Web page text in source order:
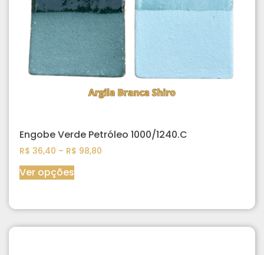
Engobe Verde Petróleo 1000/1240.C
R$ 36,40 – R$ 98,80
Ver opções